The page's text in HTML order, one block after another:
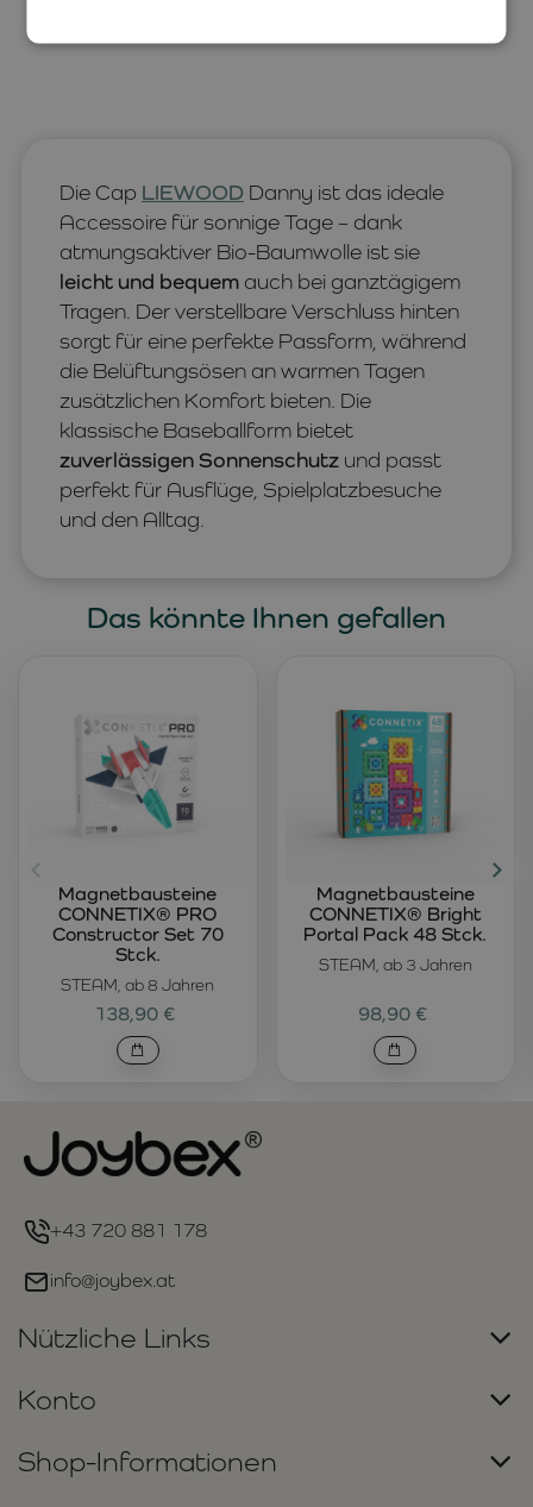
Die Cap LIEWOOD Danny ist das ideale
Accessoire für sonnige Tage – dank
atmungsaktiver Bio-Baumwolle ist sie
leicht und bequem auch bei ganztägigem
Tragen. Der verstellbare Verschluss hinten
sorgt für eine perfekte Passform, während
die Belüftungsösen an warmen Tagen
zusätzlichen Komfort bieten. Die
klassische Baseballform bietet
zuverlässigen Sonnenschutz und passt
perfekt für Ausflüge, Spielplatzbesuche
und den Alltag.
Das könnte Ihnen gefallen
STEAM, ab 8 Jahren
Magnetbausteine
CONNETIX® PRO
Constructor Set 70
Stck.
138,90 €
STEAM, ab 3 Jahren
Magnetbausteine
CONNETIX® Bright
Portal Pack 48 Stck.
98,90 €
+43 720 881 178
info@joybex.at
Nützliche Links
Konto
Shop-Informationen